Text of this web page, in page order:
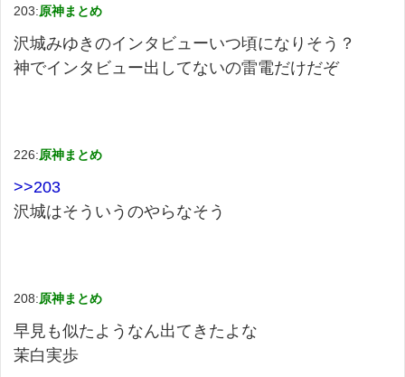
203:原神まとめ
沢城みゆきのインタビューいつ頃になりそう？
神でインタビュー出してないの雷電だけだぞ
226:原神まとめ
>>203
沢城はそういうのやらなそう
208:原神まとめ
早見も似たようなん出てきたよな
茉白実歩